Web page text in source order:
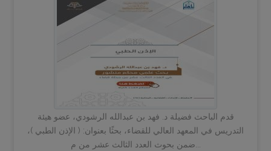
قدم الباحث فضيلة د. فهد بن عبدالله الرشودي، عضو هيئة
التدريس في المعهد العالي للقضاء، بحثًا بعنوان: ( الإذن الطبي )،